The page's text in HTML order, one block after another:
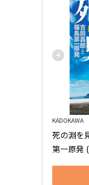
KADOKAWA
死の淵を
第一原発